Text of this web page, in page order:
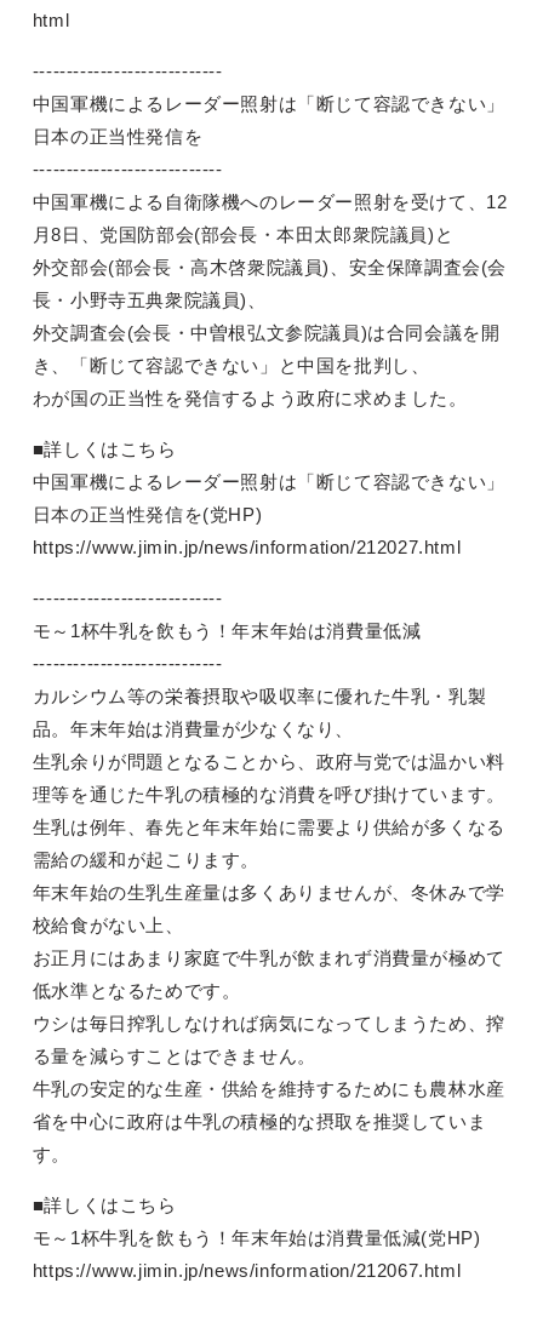
html
----------------------------
中国軍機によるレーダー照射は「断じて容認できない」
日本の正当性発信を
----------------------------
中国軍機による自衛隊機へのレーダー照射を受けて、12
月8日、党国防部会(部会長・本田太郎衆院議員)と
外交部会(部会長・高木啓衆院議員)、安全保障調査会(会
長・小野寺五典衆院議員)、
外交調査会(会長・中曽根弘文参院議員)は合同会議を開
き、「断じて容認できない」と中国を批判し、
わが国の正当性を発信するよう政府に求めました。
■詳しくはこちら
中国軍機によるレーダー照射は「断じて容認できない」
日本の正当性発信を(党HP)
https://www.jimin.jp/news/information/212027.html
----------------------------
モ～1杯牛乳を飲もう！年末年始は消費量低減
----------------------------
カルシウム等の栄養摂取や吸収率に優れた牛乳・乳製
品。年末年始は消費量が少なくなり、
生乳余りが問題となることから、政府与党では温かい料
理等を通じた牛乳の積極的な消費を呼び掛けています。
生乳は例年、春先と年末年始に需要より供給が多くなる
需給の緩和が起こります。
年末年始の生乳生産量は多くありませんが、冬休みで学
校給食がない上、
お正月にはあまり家庭で牛乳が飲まれず消費量が極めて
低水準となるためです。
ウシは毎日搾乳しなければ病気になってしまうため、搾
る量を減らすことはできません。
牛乳の安定的な生産・供給を維持するためにも農林水産
省を中心に政府は牛乳の積極的な摂取を推奨していま
す。
■詳しくはこちら
モ～1杯牛乳を飲もう！年末年始は消費量低減(党HP)
https://www.jimin.jp/news/information/212067.html